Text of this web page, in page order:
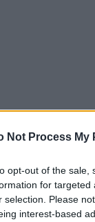
Not Process
opt-out of the
for
selection. Please
interest-based
της δρόμο